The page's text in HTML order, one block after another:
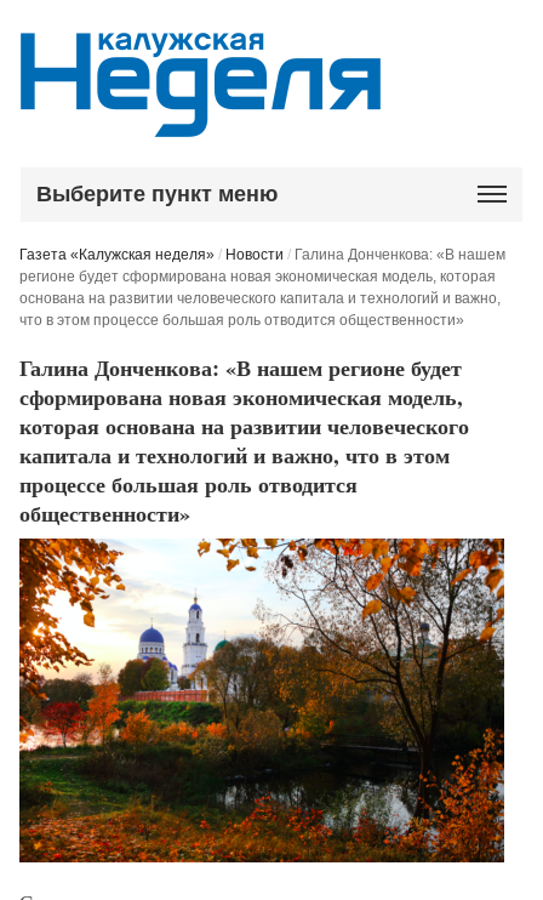
Выберите пункт меню
Газета «Калужская неделя» / Новости / Галина Донченкова: «В нашем
регионе будет сформирована новая экономическая модель, которая
основана на развитии человеческого капитала и технологий и важно,
что в этом процессе большая роль отводится общественности»
Галина Донченкова: «В нашем регионе будет
сформирована новая экономическая модель,
которая основана на развитии человеческого
капитала и технологий и важно, что в этом
процессе большая роль отводится
общественности»